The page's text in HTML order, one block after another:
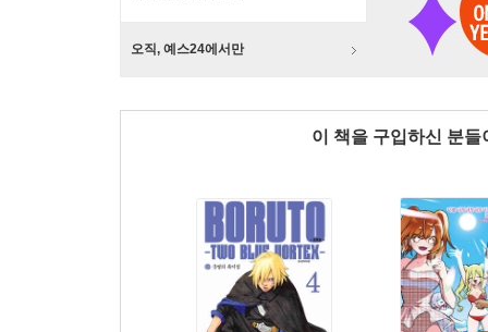
오직, 예스24에서만
이 책을 구입하신 분